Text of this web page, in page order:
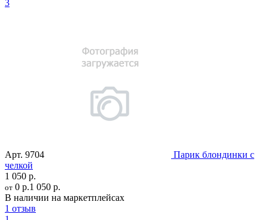
3
Арт. 9704
Парик блондинки с
челкой
1 050 р.
от 0 р.1 050 р.
В наличии на маркетплейсах
1 отзыв